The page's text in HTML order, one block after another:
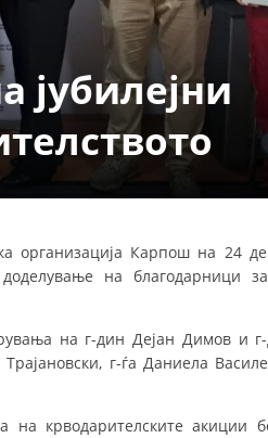
ДЕЈСТВУВАЊЕ
ПРИРАЧНИЦИ
БРОШУРИ
јубилејни
организација Карпош на 24
на благодарници за
на г-дин Дејан Димов и
г-ѓа Даниела
на крводарителските акиции